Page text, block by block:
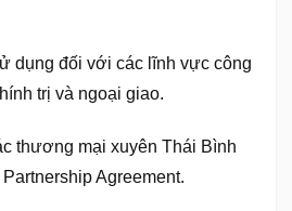
dụng đối với các lĩnh vực công
trị và ngoại giao.
thương mại xuyên Thái Bình
Agreement.